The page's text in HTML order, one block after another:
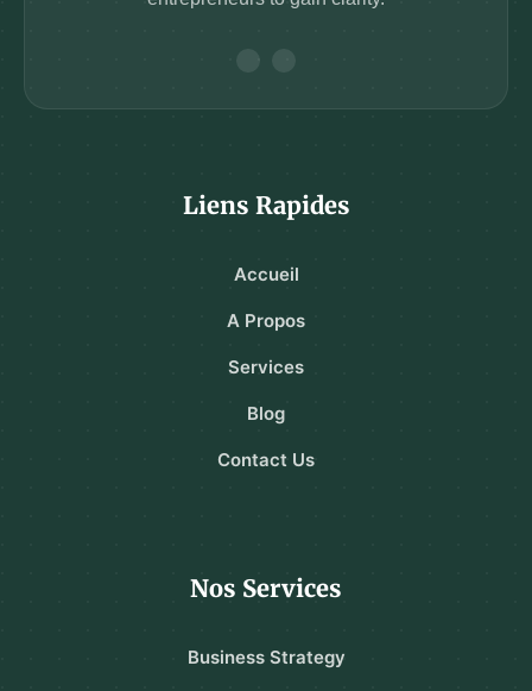
Liens Rapides
Accueil
A Propos
Services
Blog
Contact Us
Nos Services
Business Strategy